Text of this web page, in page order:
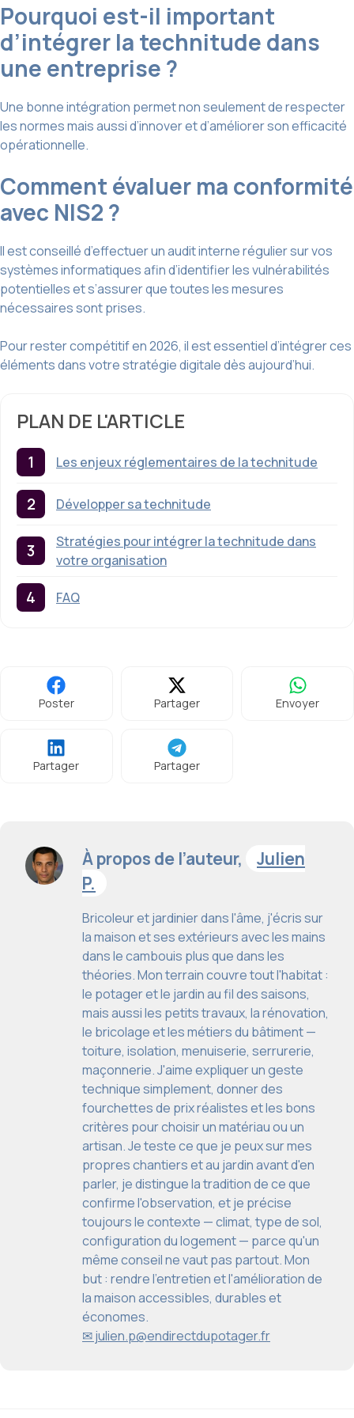
Pourquoi est-il important
d’intégrer la technitude dans
une entreprise ?
Une bonne intégration permet non seulement de respecter
les normes mais aussi d’innover et d’améliorer son efficacité
opérationnelle.
Comment évaluer ma conformité
avec NIS2 ?
Il est conseillé d’effectuer un audit interne régulier sur vos
systèmes informatiques afin d’identifier les vulnérabilités
potentielles et s’assurer que toutes les mesures
nécessaires sont prises.
Pour rester compétitif en 2026, il est essentiel d’intégrer ces
éléments dans votre stratégie digitale dès aujourd’hui.
PLAN DE L'ARTICLE
Les enjeux réglementaires de la technitude
Développer sa technitude
Stratégies pour intégrer la technitude dans
votre organisation
FAQ
Poster Partager Envoyer
Partager Partager
À propos de l’auteur,
Julien
P.
Bricoleur et jardinier dans l'âme, j'écris sur
la maison et ses extérieurs avec les mains
dans le cambouis plus que dans les
théories. Mon terrain couvre tout l'habitat :
le potager et le jardin au fil des saisons,
mais aussi les petits travaux, la rénovation,
le bricolage et les métiers du bâtiment —
toiture, isolation, menuiserie, serrurerie,
maçonnerie. J'aime expliquer un geste
technique simplement, donner des
fourchettes de prix réalistes et les bons
critères pour choisir un matériau ou un
artisan. Je teste ce que je peux sur mes
propres chantiers et au jardin avant d'en
parler, je distingue la tradition de ce que
confirme l'observation, et je précise
toujours le contexte — climat, type de sol,
configuration du logement — parce qu'un
même conseil ne vaut pas partout. Mon
but : rendre l'entretien et l'amélioration de
la maison accessibles, durables et
économes.
✉ julien.p@endirectdupotager.fr